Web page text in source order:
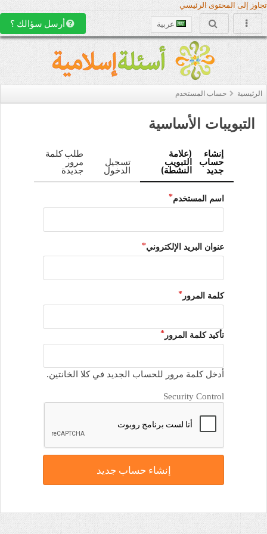
تجاوز إلى المحتوى الرئيسي
عربية أرسل سؤالك ؟
الرئيسية حساب المستخدم
التبويبات الأساسية
إنشاء
حساب
جديد
(علامة
التبويب
النشطة)
تسجيل
الدخول
طلب كلمة
مرور
جديدة
اسم المستخدم
عنوان البريد الإلكتروني
كلمة المرور
تأكيد كلمة المرور
أدخل كلمة مرور للحساب الجديد في كلا الخانتين.
Security Control